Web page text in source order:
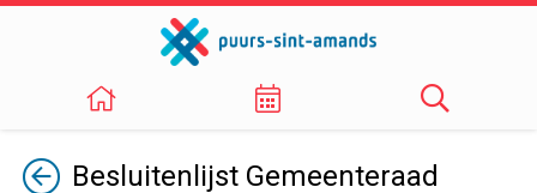
TerugBesluitenlijst Gemeenteraad